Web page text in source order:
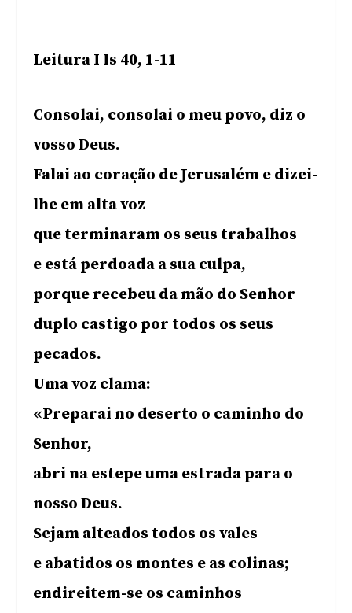
Leitura I Is 40, 1-11
Consolai, consolai o meu povo, diz o
vosso Deus.
Falai ao coração de Jerusalém e dizei-
lhe em alta voz
que terminaram os seus trabalhos
e está perdoada a sua culpa,
porque recebeu da mão do Senhor
duplo castigo por todos os seus
pecados.
Uma voz clama:
«Preparai no deserto o caminho do
Senhor,
abri na estepe uma estrada para o
nosso Deus.
Sejam alteados todos os vales
e abatidos os montes e as colinas;
endireitem-se os caminhos